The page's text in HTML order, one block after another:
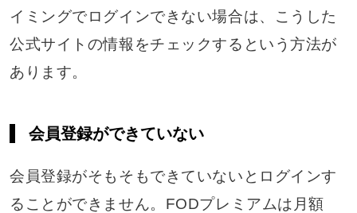
イミングでログインできない場合は、こうした
公式サイトの情報をチェックするという方法が
あります。
会員登録ができていない
会員登録がそもそもできていないとログインす
ることができません。FODプレミアムは月額